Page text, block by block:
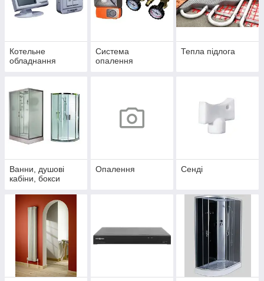
Котельне
обладнання
Система
опалення
Тепла підлога
Ванни, душові
кабіни, бокси
Опалення Сенді